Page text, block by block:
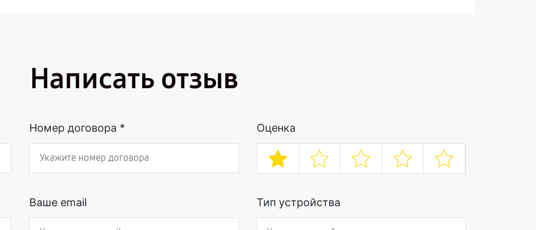
Написать отзыв
Номер договора * Оценка
Ваше email Тип устройства